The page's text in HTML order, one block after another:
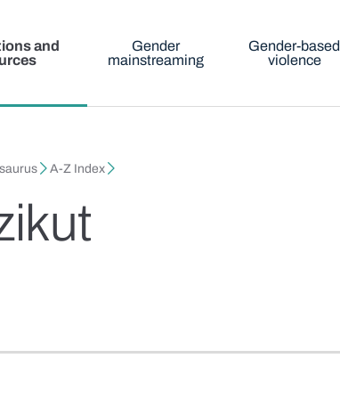
and
Gender
mainstreaming
Gender-based
violence
A-Z Index